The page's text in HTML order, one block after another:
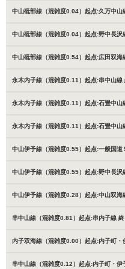
中山砥部線（混雑度0.04）起点:久万中
中山砥部線（混雑度0.04）起点:野中長
中山砥部線（混雑度0.54）起点:広田双
永木内子線（混雑度0.11）起点:串中山
永木内子線（混雑度0.11）起点:石畳中
永木内子線（混雑度0.11）起点:石畳中
中山伊予線（混雑度0.55）起点:一般国
中山伊予線（混雑度0.55）起点:野中長
中山伊予線（混雑度0.28）起点:中山双
串中山線（混雑度0.81）起点:串内子線
内子双海線（混雑度0.00）起点:内子町
串中山線（混雑度0.12）起点:内子町・